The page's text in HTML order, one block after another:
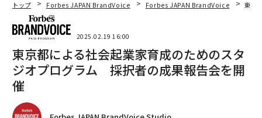
トップ Forbes JAPAN BrandVoice Forbes JAPAN BrandVoice 東京
2025.02.19 16:00
東京都による社会起業家育成のためのスタ
ジオプログラム 採択者の成果報告会を開
催